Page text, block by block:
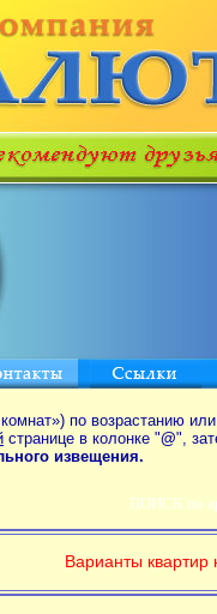
по возрастанию
странице в колонке "@",
извещения.
ПОИСК по
Варианты квартир